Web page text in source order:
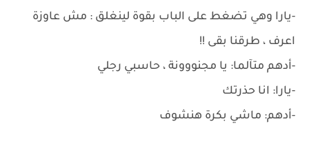
-يارا وهي تضغط على الباب بقوة لينغلق : مش عاوزة
اعرف ، طرقنا بقى !!
-أدهم متآلما: يا مجنووونة ، حاسبي رجلي
-يارا: انا حذرتك
-أدهم: ماشي بكرة هنشوف